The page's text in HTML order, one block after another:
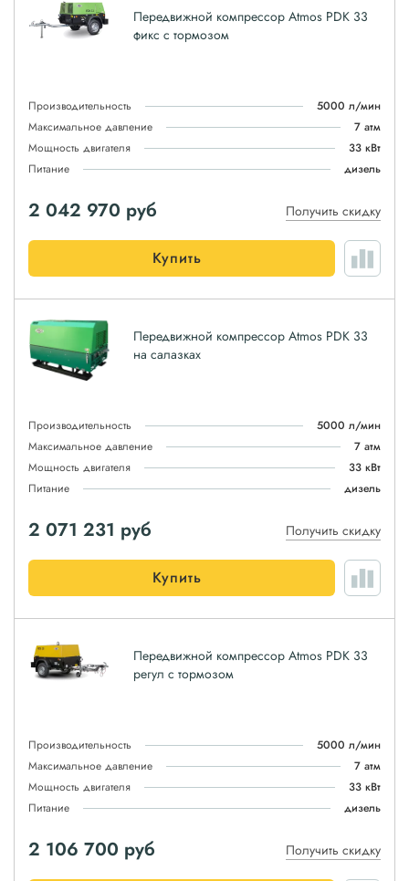
Передвижной компрессор Atmos PDK 33
фикс с тормозом
Производительность
5000 л/мин
Максимальное давление
7 атм
Мощность двигателя
33 кВт
Питание
дизель
2 042 970 руб Получить скидку
Купить
Передвижной компрессор Atmos PDK 33
на салазках
Производительность
5000 л/мин
Максимальное давление
7 атм
Мощность двигателя
33 кВт
Питание
дизель
2 071 231 руб Получить скидку
Купить
Передвижной компрессор Atmos PDK 33
регул с тормозом
Производительность
5000 л/мин
Максимальное давление
7 атм
Мощность двигателя
33 кВт
Питание
дизель
2 106 700 руб Получить скидку